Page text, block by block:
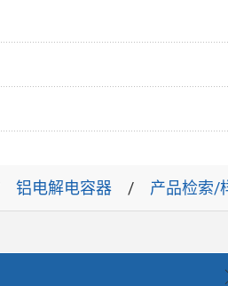
铝电解电容器 产品检索/